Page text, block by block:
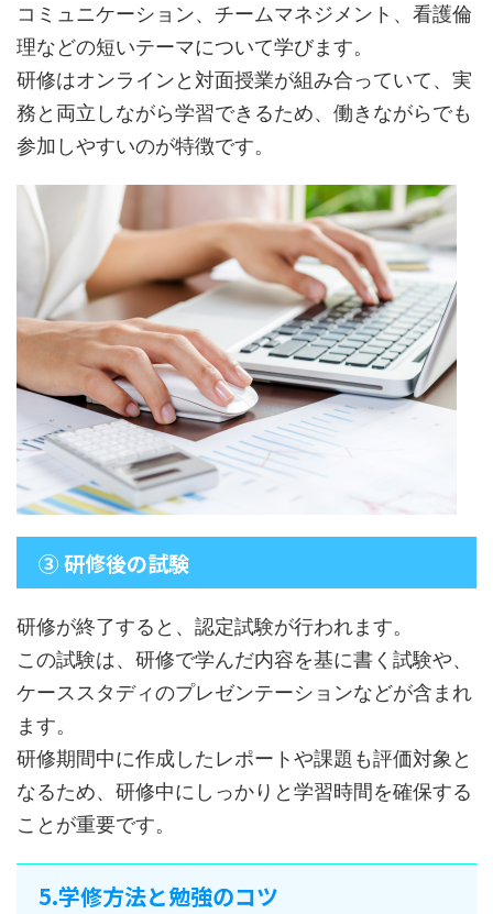
コミュニケーション、チームマネジメント、看護倫
理などの短いテーマについて学びます。
研修はオンラインと対面授業が組み合っていて、実
務と両立しながら学習できるため、働きながらでも
参加しやすいのが特徴です。
③ 研修後の試験
研修が終了すると、認定試験が行われます。
この試験は、研修で学んだ内容を基に書く試験や、
ケーススタディのプレゼンテーションなどが含まれ
ます。
研修期間中に作成したレポートや課題も評価対象と
なるため、研修中にしっかりと学習時間を確保する
ことが重要です。
5.学修方法と勉強のコツ